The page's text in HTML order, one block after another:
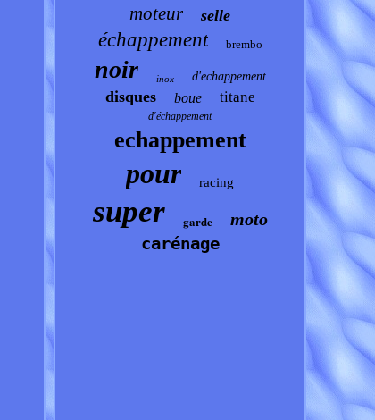
moteur selle
échappement brembo
noir inox d'echappement
disques boue titane
d'échappement
echappement
pour racing
super garde
moto
carénage